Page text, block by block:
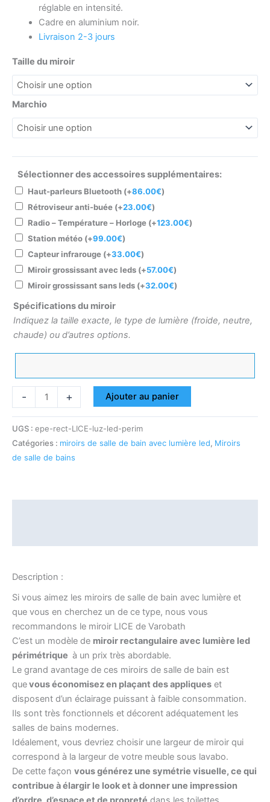
réglable en intensité.
Cadre en aluminium noir.
Livraison 2-3 jours
Taille du miroir
Marchio
Sélectionner des accessoires supplémentaires:
Haut-parleurs Bluetooth (+86.00€)
Rétroviseur anti-buée (+23.00€)
Radio – Température – Horloge (+123.00€)
Station météo (+99.00€)
Capteur infrarouge (+33.00€)
Miroir grossissant avec leds (+57.00€)
Miroir grossissant sans leds (+32.00€)
Spécifications du miroir
Indiquez la taille exacte, le type de lumière (froide, neutre,
chaude) ou d’autres options.
- + Ajouter au panier
UGS : epe-rect-LICE-luz-led-perim
Catégories : miroirs de salle de bain avec lumière led, Miroirs
de salle de bains
Description :
Si vous aimez les miroirs de salle de bain avec lumière et
que vous en cherchez un de ce type, nous vous
recommandons le miroir LICE de Varobath
C’est un modèle de miroir rectangulaire avec lumière led
périmétrique à un prix très abordable.
Le grand avantage de ces miroirs de salle de bain est
quevous économisez en plaçant des appliques et
disposent d’un éclairage puissant à faible consommation.
Ils sont très fonctionnels et décorent adéquatement les
salles de bains modernes.
Idéalement, vous devriez choisir une largeur de miroir qui
correspond à la largeur de votre meuble sous lavabo.
De cette façon vous générez une symétrie visuelle, ce qui
contribue à élargir le look et à donner une impression